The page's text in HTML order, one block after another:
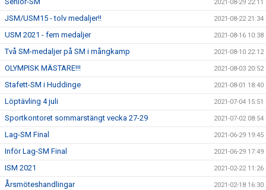
2021-08-29 22:11
JSM/USM15 - tolv medaljer!! 2021-08-22 21:34
USM 2021 - fem medaljer 2021-08-16 10:38
Två SM-medaljer på SM i mångkamp 2021-08-10 22:12
OLYMPISK MÄSTARE!!! 2021-08-03 20:52
Stafett-SM i Huddinge 2021-08-01 18:40
Löptävling 4 juli 2021-07-04 15:51
Sportkontoret sommarstängt vecka 27-29 2021-07-02 08:54
Lag-SM Final 2021-06-29 19:45
Inför Lag-SM Final 2021-06-29 17:49
ISM 2021 2021-02-22 11:26
Årsmöteshandlingar 2021-02-18 16:30